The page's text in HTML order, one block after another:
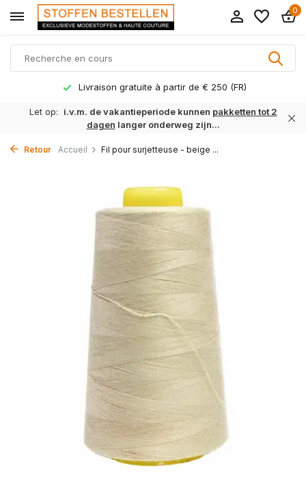
0
Livraison gratuite à partir de € 250 (FR)
Let op: i.v.m. de vakantieperiode kunnen pakketten tot 2
dagen langer onderweg zijn...
Retour Accueil Fil pour surjetteuse - beige ...